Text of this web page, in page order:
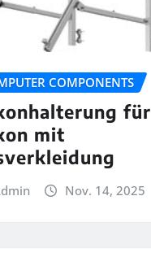
COMPONENTS
für
mit
Nov. 14, 2025